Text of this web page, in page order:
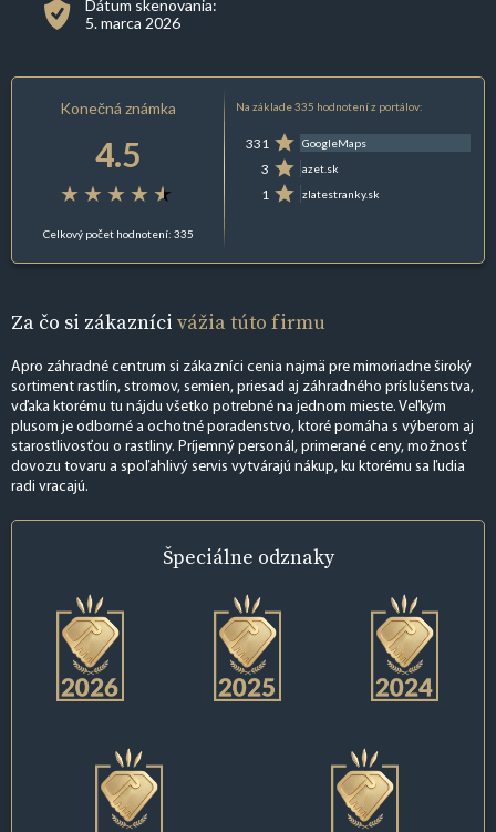
Dátum skenovania:
5. marca 2026
Konečná známka
4.5
Celkový počet hodnotení: 335
Na základe 335 hodnotení z portálov:
331 GoogleMaps
3 azet.sk
1 zlatestranky.sk
Za čo si zákazníci vážia túto firmu
Apro záhradné centrum si zákazníci cenia najmä pre mimoriadne široký
sortiment rastlín, stromov, semien, priesad aj záhradného príslušenstva,
vďaka ktorému tu nájdu všetko potrebné na jednom mieste. Veľkým
plusom je odborné a ochotné poradenstvo, ktoré pomáha s výberom aj
starostlivosťou o rastliny. Príjemný personál, primerané ceny, možnosť
dovozu tovaru a spoľahlivý servis vytvárajú nákup, ku ktorému sa ľudia
radi vracajú.
Špeciálne odznaky